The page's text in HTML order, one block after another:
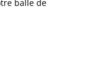
balle de